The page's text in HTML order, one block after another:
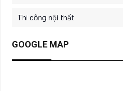
Thi công nội thất
GOOGLE MAP